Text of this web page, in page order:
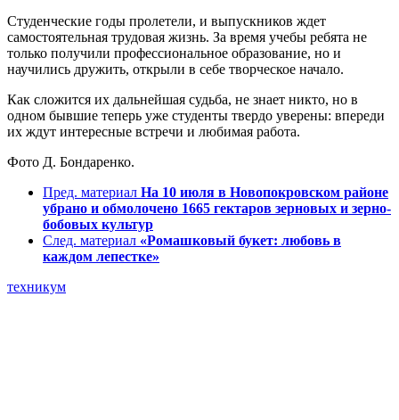
Студенческие годы пролетели, и выпускников ждет
самостоятельная трудовая жизнь. За время учебы ребята не
только получили профессиональное образование, но и
научились дружить, открыли в себе творческое начало.
Как сложится их дальнейшая судьба, не знает никто, но в
одном бывшие теперь уже студенты твердо уверены: впереди
их ждут интересные встречи и любимая работа.
Фото Д. Бондаренко.
Пред. материал На 10 июля в Новопокровском районе
убрано и обмолочено 1665 гектаров зерновых и зерно-
бобовых культур
След. материал «Ромашковый букет: любовь в
каждом лепестке»
техникум